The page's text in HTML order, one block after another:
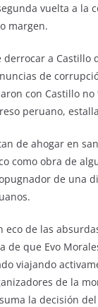
vuelta a la
margen.
a Castillo
de
con Castillo
peruano,
de ahogar en
como obra de
de una
de las
que Evo
viajando
de la
la decisión